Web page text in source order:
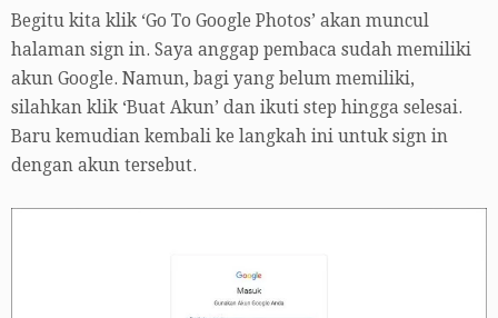
Begitu kita klik ‘Go To Google Photos’ akan muncul
halaman sign in. Saya anggap pembaca sudah memiliki
akun Google. Namun, bagi yang belum memiliki,
silahkan klik ‘Buat Akun’ dan ikuti step hingga selesai.
Baru kemudian kembali ke langkah ini untuk sign in
dengan akun tersebut.